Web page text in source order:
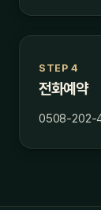
STEP 4
전화예약
0508-202-